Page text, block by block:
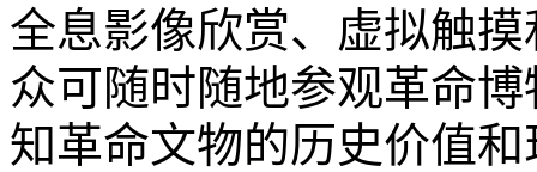
全息影像欣赏、虚拟触
众可随时随地参观革命
知革命文物的历史价值